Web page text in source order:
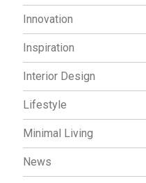
Innovation
Inspiration
Interior Design
Lifestyle
Minimal Living
News